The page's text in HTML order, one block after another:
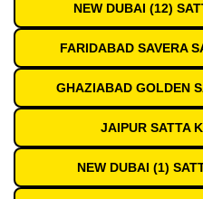
NEW DUBAI (12)
FARIDABAD SAVERA
GHAZIABAD GOLDEN
JAIPUR SATTA
NEW DUBAI (1)